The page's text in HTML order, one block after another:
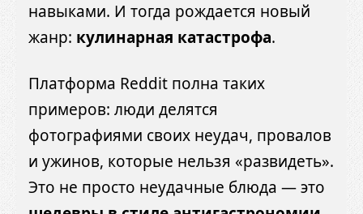
навыками. И тогда рождается новый
жанр: кулинарная катастрофа.
Платформа Reddit полна таких
примеров: люди делятся
фотографиями своих неудач, провалов
и ужинов, которые нельзя «развидеть».
Это не просто неудачные блюда — это